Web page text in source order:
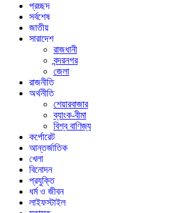
প্রচ্ছদ
সর্বশেষ
জাতীয়
সারাদেশ
রাজধানী
বন্দরনগর
জেলা
রাজনীতি
অর্থনীতি
শেয়ারবাজার
ব্যাংক-বীমা
বিশ্ব বাণিজ্য
কর্পোরেট
আন্তর্জাতিক
খেলা
বিনোদন
প্রযুক্তি
ধর্ম ও জীবন
লাইফস্টাইল